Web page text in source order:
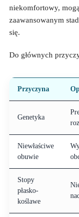
niekomfortowy,
zaawansowanym
się.
Do głównych
Przyczyna
Genetyka
Niewłaściwe
obuwie
Stopy
płasko-
koślawe